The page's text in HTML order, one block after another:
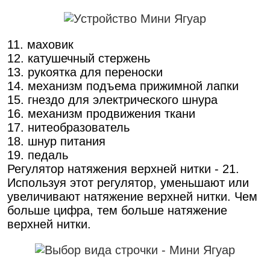
11. маховик
12. катушечный стержень
13. рукоятка для переноски
14. механизм подъема прижимной лапки
15. гнездо для электрического шнура
16. механизм продвижения ткани
17. нитеобразователь
18. шнур питания
19. педаль
Регулятор натяжения верхней нитки - 21.
Используя этот регулятор, уменьшают или
увеличивают натяжение верхней нитки. Чем
больше цифра, тем больше натяжение
верхней нитки.